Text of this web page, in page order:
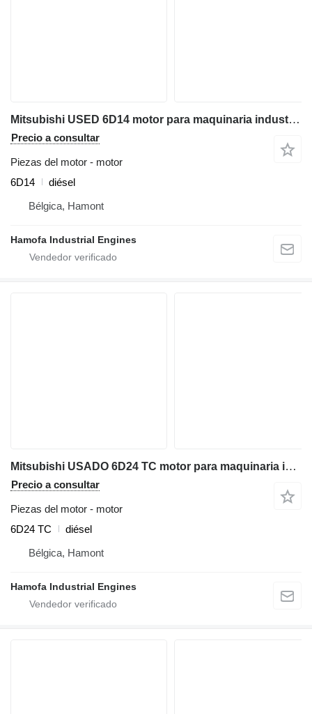
Mitsubishi USED 6D14 motor para maquinaria industrial
Precio a consultar
Piezas del motor - motor
6D14
diésel
Bélgica, Hamont
Hamofa Industrial Engines
Mitsubishi USADO 6D24 TC motor para maquinaria industrial
Precio a consultar
Piezas del motor - motor
6D24 TC
diésel
Bélgica, Hamont
Hamofa Industrial Engines